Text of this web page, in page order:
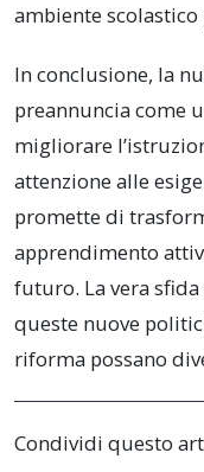
ambiente
In conclusione, la
preannuncia come
migliorare
attenzione alle
promette di
apprendimento
futuro. La vera
queste nuove
riforma possano
Condividi questo